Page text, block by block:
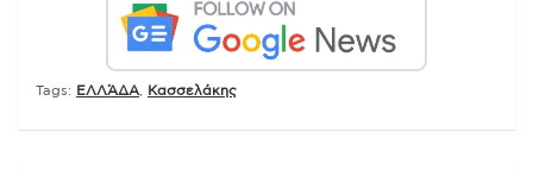
Tags: ΕΛΛΆΔΑ Κασσελάκης